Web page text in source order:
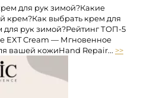
для рук зимой?Какие
крем?Как выбрать крем для
для рук зимой?Рейтинг ТОП-5
EXT Cream — Мгновенное
вашей кожиHand Repair... >>